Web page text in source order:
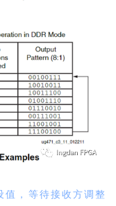
值，等待接收方调整